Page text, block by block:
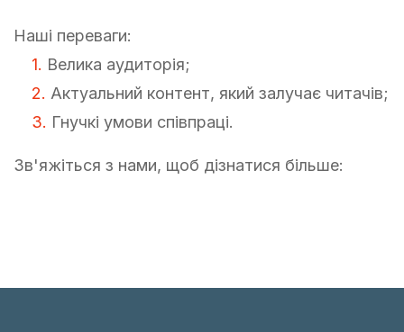
Наші переваги:
Велика аудиторія;
Актуальний контент, який залучає читачів;
Гнучкі умови співпраці.
Зв'яжіться з нами, щоб дізнатися більше: